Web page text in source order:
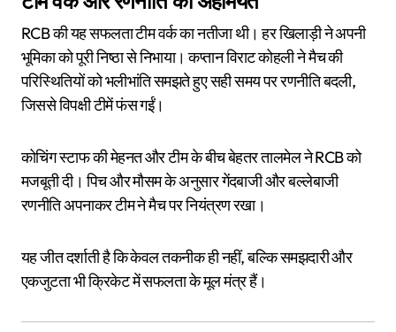
RCB की यह सफलता टीम वर्क का नतीजा थी। हर खिलाड़ी ने अपनी
भूमिका को पूरी निष्ठा से निभाया। कप्तान विराट कोहली ने मैच की
परिस्थितियों को भलीभांति समझते हुए सही समय पर रणनीति बदली,
जिससे विपक्षी टीमें फंस गईं।
कोचिंग स्टाफ की मेहनत और टीम के बीच बेहतर तालमेल ने RCB को
मजबूती दी। पिच और मौसम के अनुसार गेंदबाजी और बल्लेबाजी
रणनीति अपनाकर टीम ने मैच पर नियंत्रण रखा।
यह जीत दर्शाती है कि केवल तकनीक ही नहीं, बल्कि समझदारी और
एकजुटता भी क्रिकेट में सफलता के मूल मंत्र हैं।